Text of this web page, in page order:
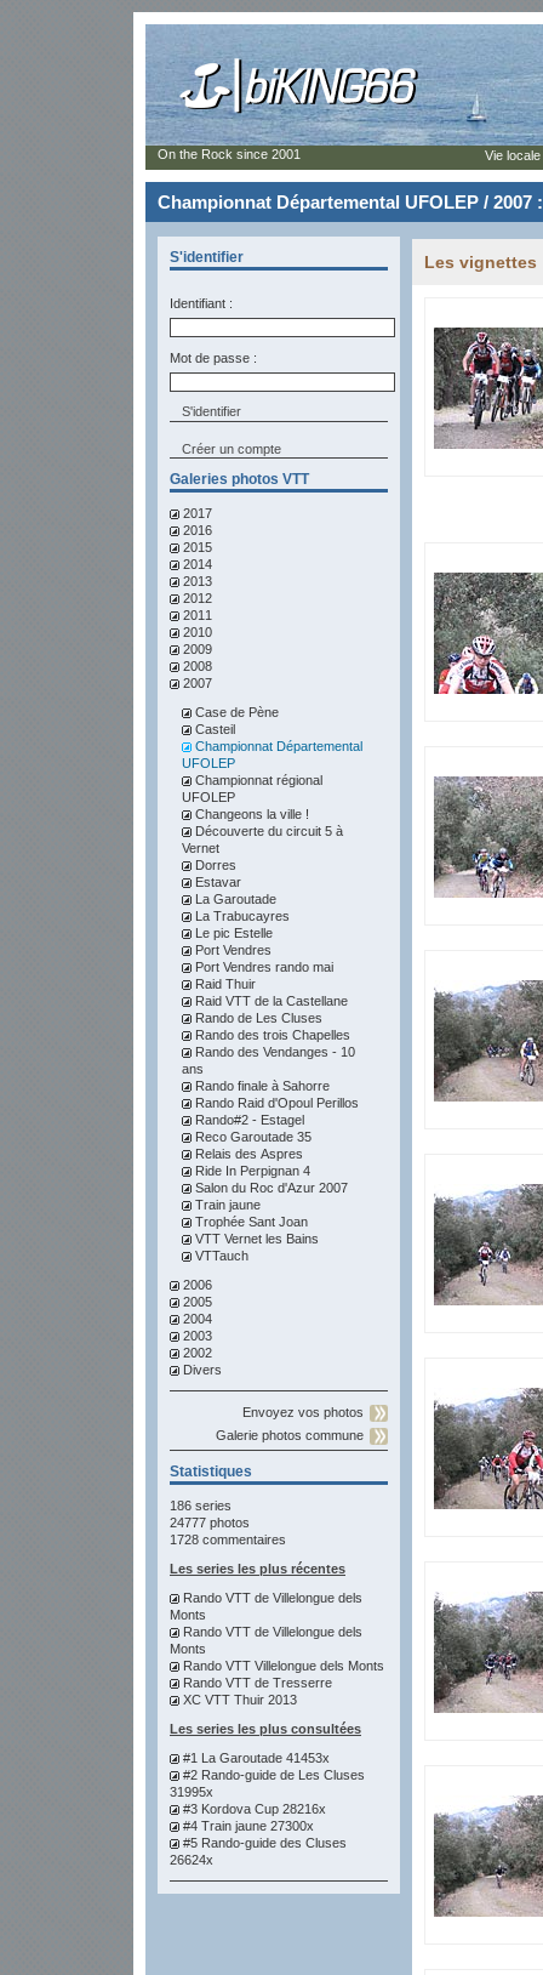
Championnat Départemental UFOLEP / 2007
S'identifier
Identifiant :
Mot de passe :
Créer un compte
Galeries photos VTT
2017
2016
2015
2014
2013
2012
2011
2010
2009
2008
2007
Case de Pène
Casteil
Championnat Départemental
UFOLEP
Championnat régional
UFOLEP
Changeons la ville !
Découverte du circuit 5 à
Vernet
Dorres
Estavar
La Garoutade
La Trabucayres
Le pic Estelle
Port Vendres
Port Vendres rando mai
Raid Thuir
Raid VTT de la Castellane
Rando de Les Cluses
Rando des trois Chapelles
Rando des Vendanges - 10
ans
Rando finale à Sahorre
Rando Raid d'Opoul Perillos
Rando#2 - Estagel
Reco Garoutade 35
Relais des Aspres
Ride In Perpignan 4
Salon du Roc d'Azur 2007
Train jaune
Trophée Sant Joan
VTT Vernet les Bains
VTTauch
2006
2005
2004
2003
2002
Divers
Envoyez vos photos
Galerie photos commune
Statistiques
186 series
24777 photos
1728 commentaires
Les series les plus récentes
Rando VTT de Villelongue dels
Monts
Rando VTT de Villelongue dels
Monts
Rando VTT Villelongue dels Monts
Rando VTT de Tresserre
XC VTT Thuir 2013
Les series les plus consultées
#1 La Garoutade 41453x
#2 Rando-guide de Les Cluses
31995x
#3 Kordova Cup 28216x
#4 Train jaune 27300x
#5 Rando-guide des Cluses
26624x
Les vignettes
On the Rock since 2001 Vie